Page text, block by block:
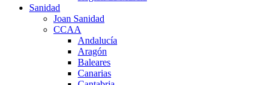
Sanidad
Joan Sanidad
CCAA
Andalucía
Aragón
Baleares
Canarias